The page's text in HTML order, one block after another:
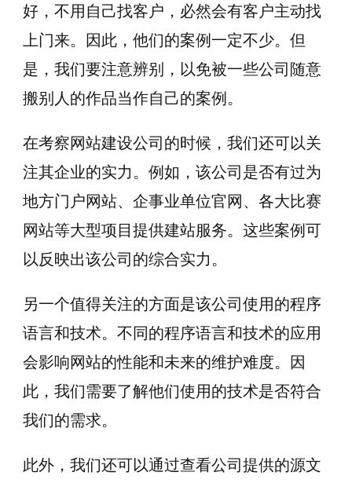
好，不用自己找客户，必然会有客户主动找
上门来。因此，他们的案例一定不少。但
是，我们要注意辨别，以免被一些公司随意
搬别人的作品当作自己的案例。
在考察网站建设公司的时候，我们还可以关
注其企业的实力。例如，该公司是否有过为
地方门户网站、企事业单位官网、各大比赛
网站等大型项目提供建站服务。这些案例可
以反映出该公司的综合实力。
另一个值得关注的方面是该公司使用的程序
语言和技术。不同的程序语言和技术的应用
会影响网站的性能和未来的维护难度。因
此，我们需要了解他们使用的技术是否符合
我们的需求。
此外，我们还可以通过查看公司提供的源文